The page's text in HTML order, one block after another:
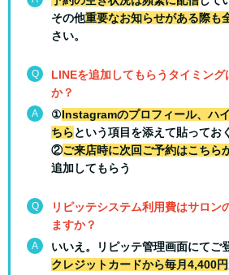
その他重要なお知らせがある際も
さい。
Q
LINEを追加してもらうタイミン
か？
A ①Instagramのプロフィール、ハ
ちらという項目を添えて貼っておく
②ご来店時に次回ご予約はこちら
追加してもらう
Q
リピッテシステム利用費はサロン
ますか？
A
いいえ。リピッテ管理画面にてご
クレジットカードから毎月4,400円